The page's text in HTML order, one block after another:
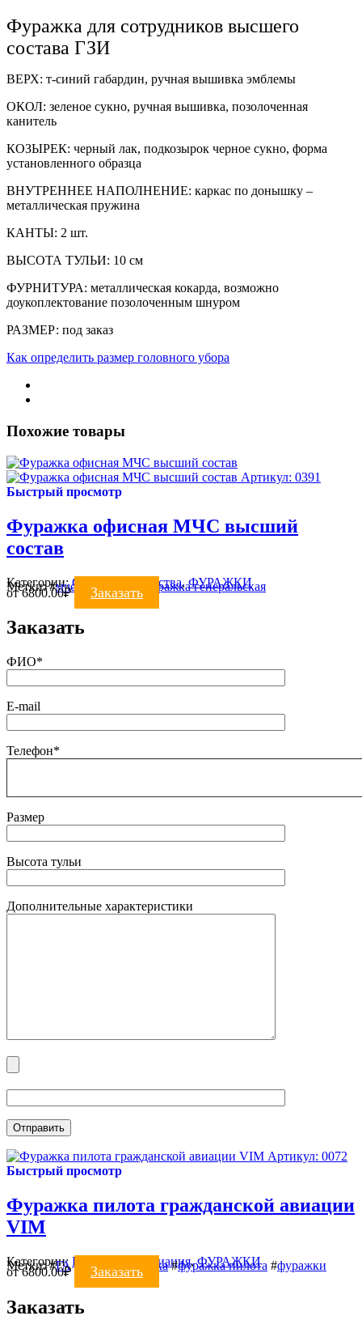
Фуражка для сотрудников высшего
состава ГЗИ
ВЕРХ: т-синий габардин, ручная вышивка эмблемы
ОКОЛ: зеленое сукно, ручная вышивка, позолоченная
канитель
КОЗЫРЕК: черный лак, подкозырок черное сукно, форма
установленного образца
ВНУТРЕННЕЕ НАПОЛНЕНИЕ: каркас по донышку –
металлическая пружина
КАНТЫ: 2 шт.
ВЫСОТА ТУЛЬИ: 10 см
ФУРНИТУРА: металлическая кокарда, возможно
доукоплектование позолоченным шнуром
РАЗМЕР: под заказ
Как определить размер головного убора
Похожие товары
Артикул: 0391
Быстрый просмотр
Фуражка офисная МЧС высший
состав
Категории: Силовые ведомства,ФУРАЖКИ
Метки:#мчс фуражка фуражка генеральская
от6800.00₽ Заказать
Заказать
ФИО*
E-mail
Телефон*
Размер
Высота тульи
Дополнительные характеристики
Артикул: 0072
Быстрый просмотр
Фуражка пилота гражданской авиации
VIM
Категории: Гражданская авиация,ФУРАЖКИ
Метки:#ГА# летная фуражка#фуражка пилота #фуражки
от6800.00₽ Заказать
Заказать